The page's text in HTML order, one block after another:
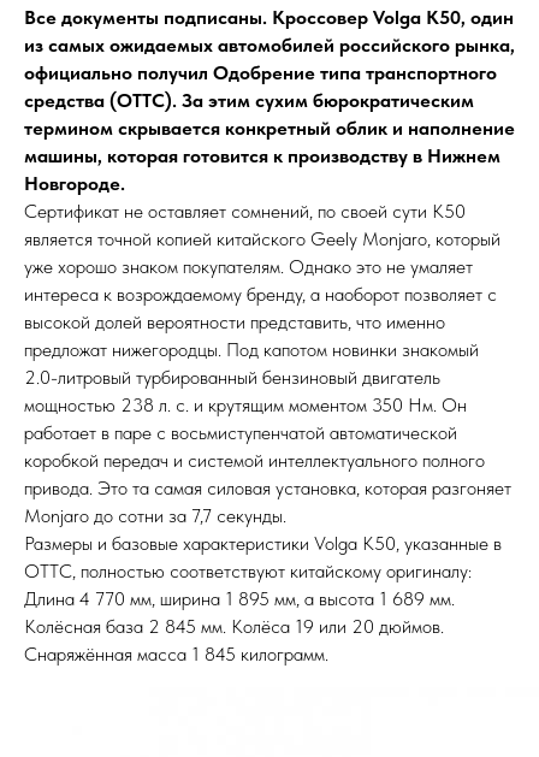
Все документы подписаны. Кроссовер Volga K50, один
из самых ожидаемых автомобилей российского рынка,
официально получил Одобрение типа транспортного
средства (ОТТС). За этим сухим бюрократическим
термином скрывается конкретный облик и наполнение
машины, которая готовится к производству в Нижнем
Новгороде.
Сертификат не оставляет сомнений, по своей сути K50
является точной копией китайского Geely Monjaro, который
уже хорошо знаком покупателям. Однако это не умаляет
интереса к возрождаемому бренду, а наоборот позволяет с
высокой долей вероятности представить, что именно
предложат нижегородцы. Под капотом новинки знакомый
2.0-литровый турбированный бензиновый двигатель
мощностью 238 л. с. и крутящим моментом 350 Нм. Он
работает в паре с восьмиступенчатой автоматической
коробкой передач и системой интеллектуального полного
привода. Это та самая силовая установка, которая разгоняет
Monjaro до сотни за 7,7 секунды.
Размеры и базовые характеристики Volga K50, указанные в
ОТТС, полностью соответствуют китайскому оригиналу:
Длина 4 770 мм, ширина 1 895 мм, а высота 1 689 мм.
Колёсная база 2 845 мм. Колёса 19 или 20 дюймов.
Снаряжённая масса 1 845 килограмм.